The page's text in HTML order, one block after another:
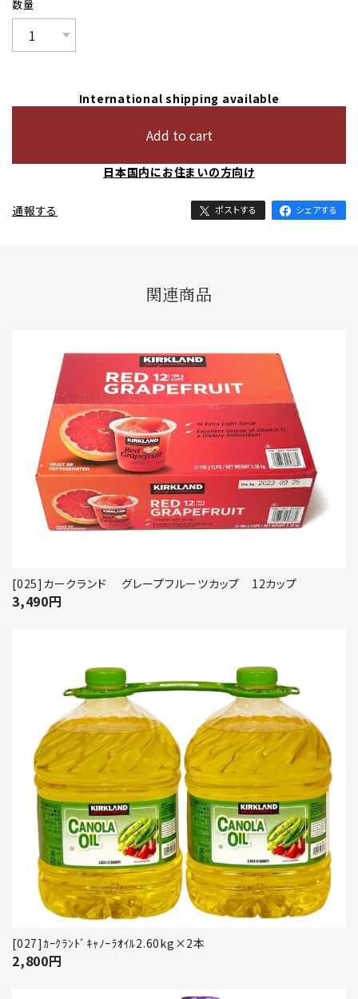
数量
International shipping available
Add to cart
日本国内にお住まいの方向け
通報する ポストする シェアする
関連商品
[025]カークランド グレープフルーツカップ 12カップ
3,490円
[027]ｶｰｸﾗﾝﾄﾞｷｬﾉｰﾗｵｲﾙ2.60kg×2本
2,800円